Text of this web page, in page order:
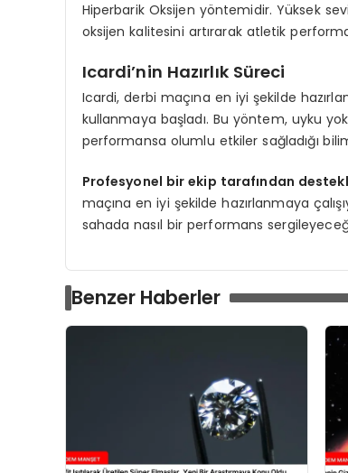
Hiperbarik Oksijen yöntemidir. Yüksek
oksijen kalitesini artırarak atletik
Icardi’nin Hazırlık Süreci
Icardi, derbi maçına en iyi şekilde
kullanmaya başladı. Bu yöntem, uyku
performansa olumlu etkiler sağladığı
Profesyonel bir ekip tarafından
maçına en iyi şekilde hazırlanmaya
sahada nasıl bir performans
Benzer Haberler